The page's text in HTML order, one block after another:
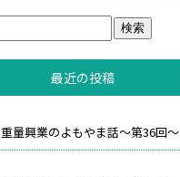
最近の投稿
重量興業のよもやま話～第36回～